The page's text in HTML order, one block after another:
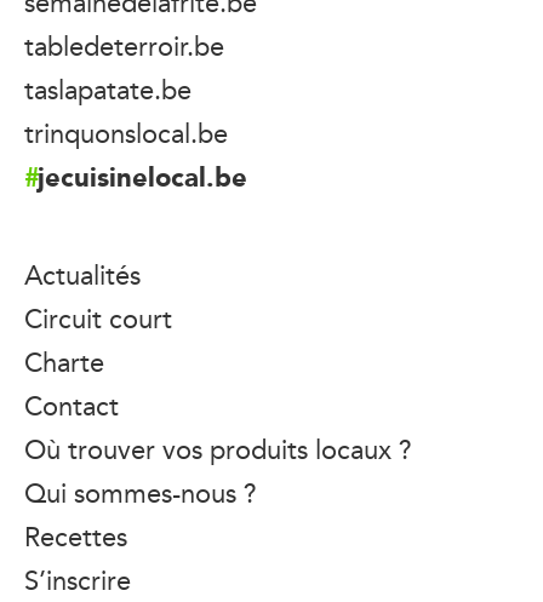
tabledeterroir.be
taslapatate.be
trinquonslocal.be
jecuisinelocal.be
Actualités
Circuit court
Charte
Contact
Où trouver vos produits locaux ?
Qui sommes-nous ?
Recettes
S’inscrire